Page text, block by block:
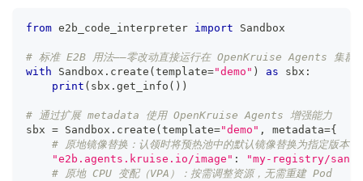
from e2b_code_interpreter import Sandbox
# 标准 E2B 用法——零改动直接运行在 OpenKruise Agents 集群
with Sandbox . create ( template="demo" ) as sbx :
print ( sbx . get_info ( ) )
# 通过扩展 metadata 使用 OpenKruise Agents 增强能力
sbx = Sandbox . create ( template="demo" , metadata={
# 原地镜像替换：认领时将预热池中的默认镜像替换为指定版本
"e2b.agents.kruise.io/image" :
"my-registry/
# 原地 CPU 变配（VPA）：按需调整资源，无需重建 Pod